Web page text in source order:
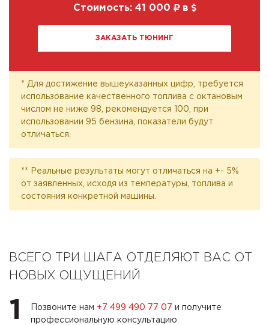
Стоимость: 41 000 в
ЗАКАЗАТЬ ТЮНИНГ
* Для достижение вышеуказанных цифр, требуется
использование качественного топлива с октановым
числом не ниже 98, рекомендуется 100, при
использовании 95 бензина, показатели будут
отличаться.
** Реальные результаты могут отличаться на +- 5%
от заявленных, исходя из температуры, топлива и
состояния конкретной машины.
ВСЕГО ТРИ ШАГА ОТДЕЛЯЮТ ВАС ОТ
НОВЫХ ОЩУЩЕНИЙ
1 Позвоните нам +7 499 490 77 07 и получите
профессиональную консультацию